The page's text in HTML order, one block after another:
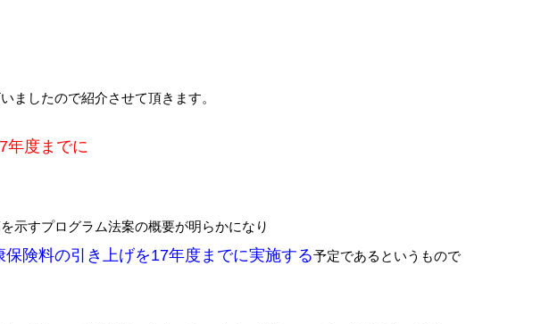
ましたので紹介させて頂きます。
度までに
示すプログラム法案の概要が明らかになり
険料の引き上げを17年度までに実施する予定であるというもので